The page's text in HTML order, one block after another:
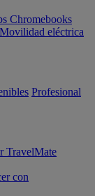
Chromebooks
Movilidad eléctrica
Profesional
TravelMate
con